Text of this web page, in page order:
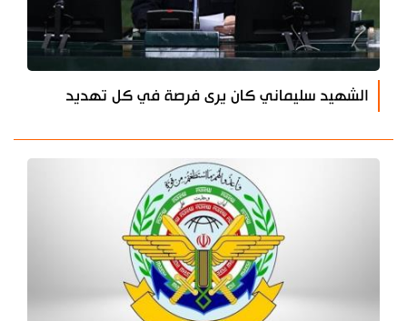
الشهيد سليماني كان يرى فرصة في كل تهديد